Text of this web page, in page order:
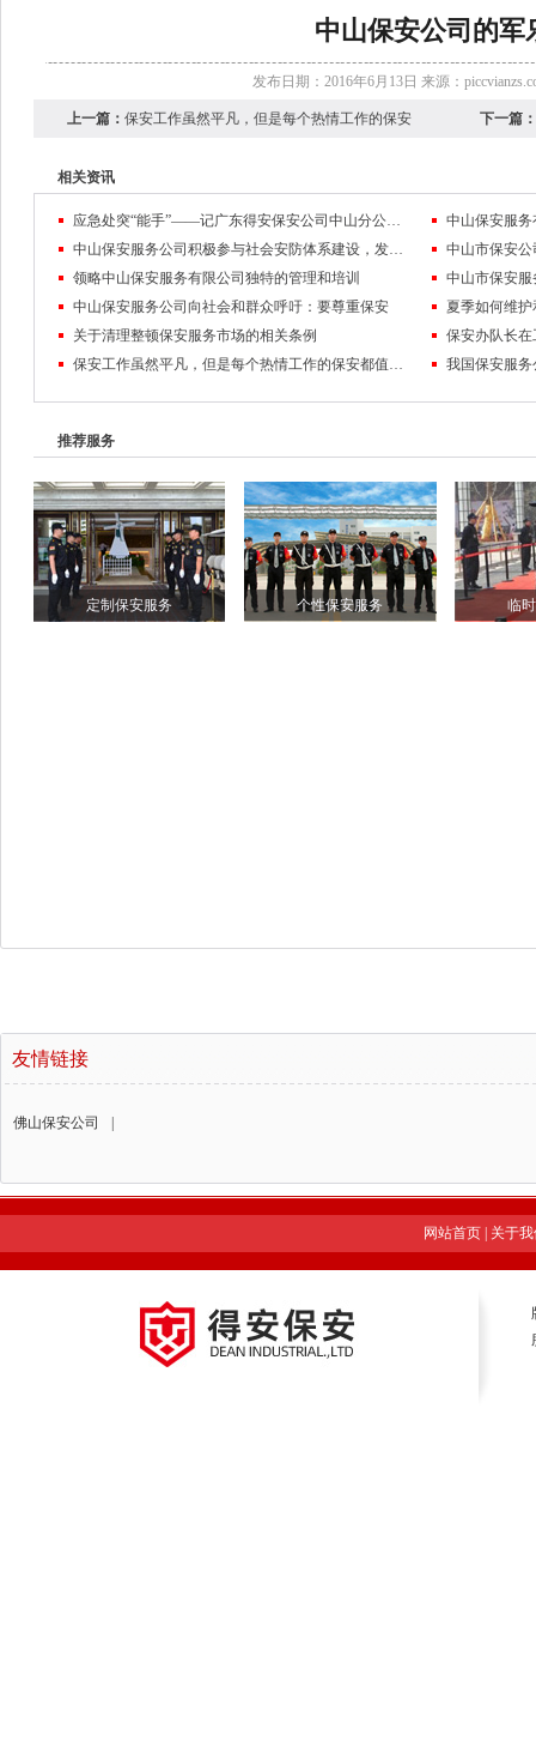
中山保安公司的军
发布日期：2016年6月13日 来源：
上一篇： 保安工作虽然平凡，但是每个热情工作的保安 下一篇：
相关资讯
应急处突“能手”——记广东得安保安公司中山分公司驻东区街道辅警队
中山保安服务公司积极参与社会安防体系建设，发挥了重要辅警功能
中山市保安
领略中山保安服务有限公司独特的管理和培训
中山保安服务公司向社会和群众呼吁：要尊重保安
夏季如何维
关于清理整顿保安服务市场的相关条例
保安办队长
保安工作虽然平凡，但是每个热情工作的保安都值得人敬佩！
推荐服务
定制保安服务 个性保安服务 临
友情链接
佛山保安公司
网站首页| 关于我